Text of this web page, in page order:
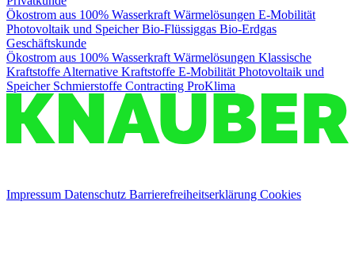
Ökostrom aus 100% WasserkraftWärmelösungen E-Mobilität
Photovoltaik und SpeicherBio-Flüssiggas Bio-Erdgas
Geschäftskunde
Ökostrom aus 100% WasserkraftWärmelösungen Klassische
KraftstoffeAlternative Kraftstoffe E-MobilitätPhotovoltaik und
Speicher Schmierstoffe Contracting ProKlima
Impressum Datenschutz Barrierefreiheitserklärung Cookies